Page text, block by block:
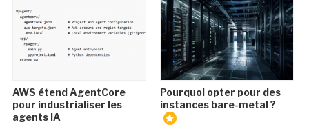
AWS étend AgentCore
pour industrialiser les
agents IA
Pourquoi opter pour des
instances bare-metal ?